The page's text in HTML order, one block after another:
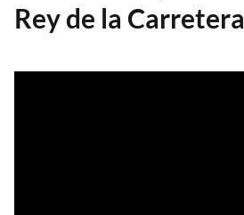
Rey de la Carretera